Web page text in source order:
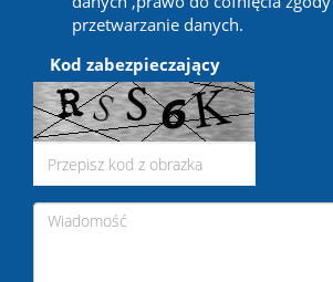
przetwarzanie danych.
Kod zabezpieczający